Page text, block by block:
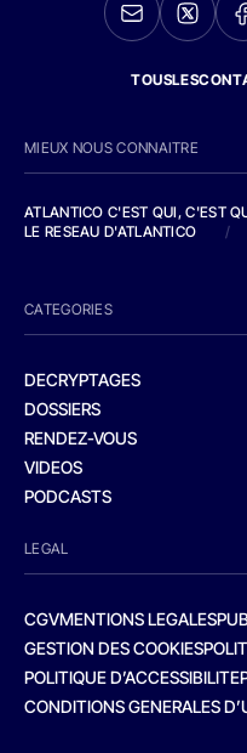
MIEUX NOUS CONNAITRE
ATLANTICO C'EST QUI, C'EST
LE RESEAU D'ATLANTICO
/
CATEGORIES
DECRYPTAGES
DOSSIERS
RENDEZ-VOUS
VIDEOS
PODCASTS
LEGAL
CGVMENTIONS LEGALES
GESTION DES COOKIES
POLITIQUE D’ACCESSIBILITE
CONDITIONS GENERALES